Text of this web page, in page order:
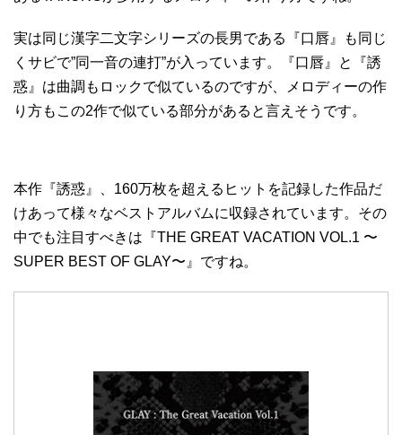
実は同じ漢字二文字シリーズの長男である『口唇』も同じ
くサビで”同一音の連打”が入っています。『口唇』と『誘
惑』は曲調もロックで似ているのですが、メロディーの作
り方もこの2作で似ている部分があると言えそうです。
本作『誘惑』、160万枚を超えるヒットを記録した作品だ
けあって様々なベストアルバムに収録されています。その
中でも注目すべきは『THE GREAT VACATION VOL.1 〜
SUPER BEST OF GLAY〜』ですね。